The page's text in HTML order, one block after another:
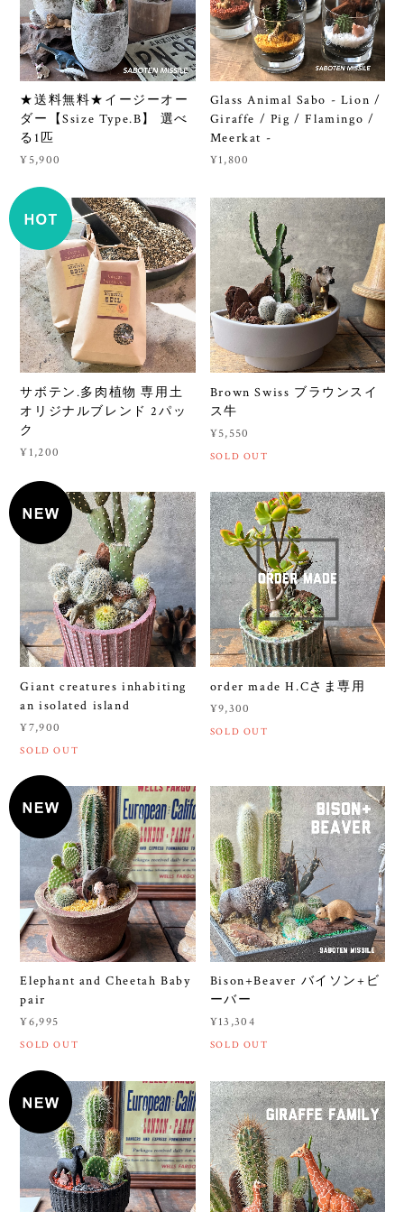
★送料無料★イージーオー
ダー【Ssize Type.B】 選べ
る1匹
¥5,900
Glass Animal Sabo - Lion /
Giraffe / Pig / Flamingo /
Meerkat -
¥1,800
サボテン.多肉植物 専用土
オリジナルブレンド 2パッ
ク
¥1,200
Brown Swiss ブラウンスイ
ス牛
¥5,550
SOLD OUT
Giant creatures inhabiting
an isolated island
¥7,900
SOLD OUT
order made H.Cさま専用
¥9,300
SOLD OUT
Elephant and Cheetah Baby
pair
¥6,995
SOLD OUT
Bison+Beaver バイソン+ビ
ーバー
¥13,304
SOLD OUT